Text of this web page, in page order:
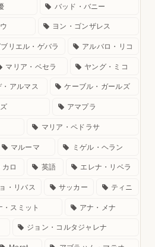
バッド・バニー
ヨン・ゴンザレス
リエル・ゲバラ アルバロ・リコ
マリア・ベセラ ヤング・ミコ
・アルマス ケーブル・ガールズ
アマプラ
マリア・ペドラサ
マルーマ ミゲル・ヘラン
カロ 英語 エレナ・リベラ
・リバス サッカー ティニ
・スミット アナ・メナ
ジョン・コルタジャレナ